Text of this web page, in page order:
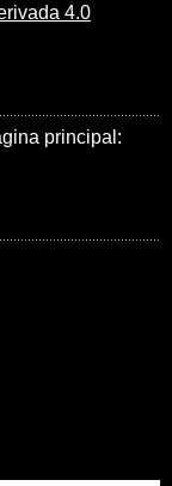
4.0
principal: